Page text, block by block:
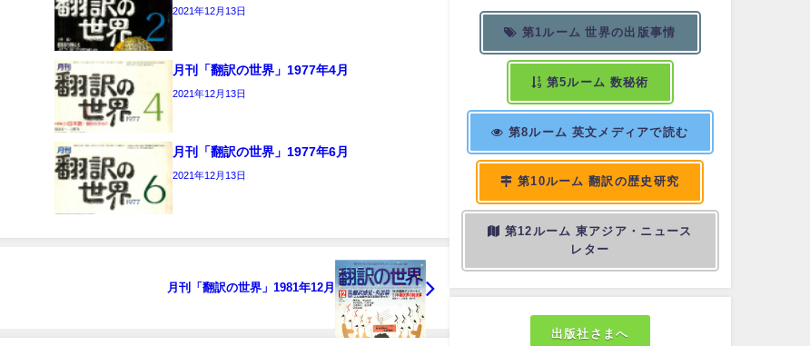
2021年12月13日
月刊「翻訳の世界」1977年4月
2021年12月13日
月刊「翻訳の世界」1977年6月
2021年12月13日
月刊「翻訳の世界」1981年12月
第1ルーム 世界の出版事情
第5ルーム 数秘術
第8ルーム 英文メディアで読む
第10ルーム 翻訳の歴史研究
第12ルーム 東アジア・ニュース
レター
出版社さまへ